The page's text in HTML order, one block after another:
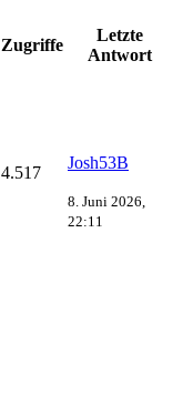
Zugriffe
Letzte
Antwort
4.517
Josh53B
8. Juni 2026,
22:11